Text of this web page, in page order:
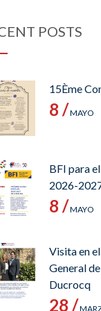
POSTS
15Ème
8 /MAYO
BFI para
2026-
8 /MAYO
Visita en
General
Ducrocq
28 /